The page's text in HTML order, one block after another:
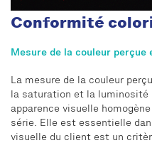
Conformité
Mesure de la couleur perçue
La mesure de la couleur
la saturation et la luminosité
apparence visuelle
série. Elle est essentielle
visuelle du client est un